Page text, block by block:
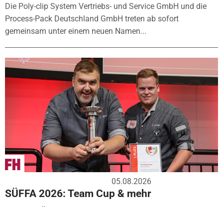
Die Poly-clip System Vertriebs- und Service GmbH und die
Process-Pack Deutschland GmbH treten ab sofort
gemeinsam unter einem neuen Namen...
05.08.2026
SÜFFA 2026: Team Cup & mehr